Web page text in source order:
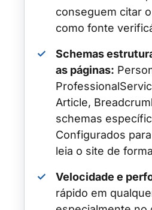
conseguem citar
como fonte
✓
Schemas
as páginas:
Article,
schemas
Configurados
leia o site de
✓ Velocidade e
rápido em